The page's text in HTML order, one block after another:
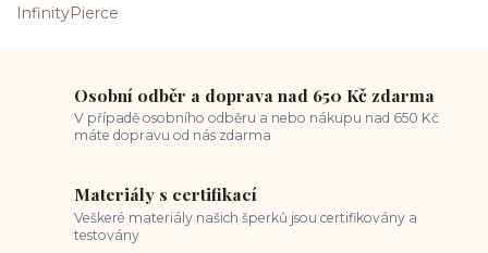
Osobní odběr a doprava nad 650 Kč zdarma
V případě osobního odběru a nebo nákupu nad 650 Kč
máte dopravu od nás zdarma
Materiály s certifikací
Veškeré materiály našich šperků jsou certifikovány a
testovány